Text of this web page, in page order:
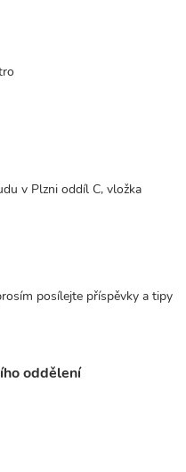
v Plzni oddíl C, vložka
posílejte příspěvky a tipy
oddělení